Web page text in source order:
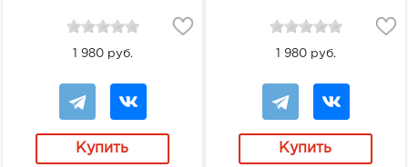
1 980 руб.
Купить
1 980 руб.
Купить